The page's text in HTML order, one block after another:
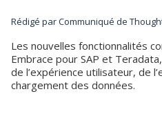
Rédigé par Communiqué de
Les nouvelles fonctionnalités
Embrace pour SAP et
de l’expérience utilisateur, de
chargement des données.